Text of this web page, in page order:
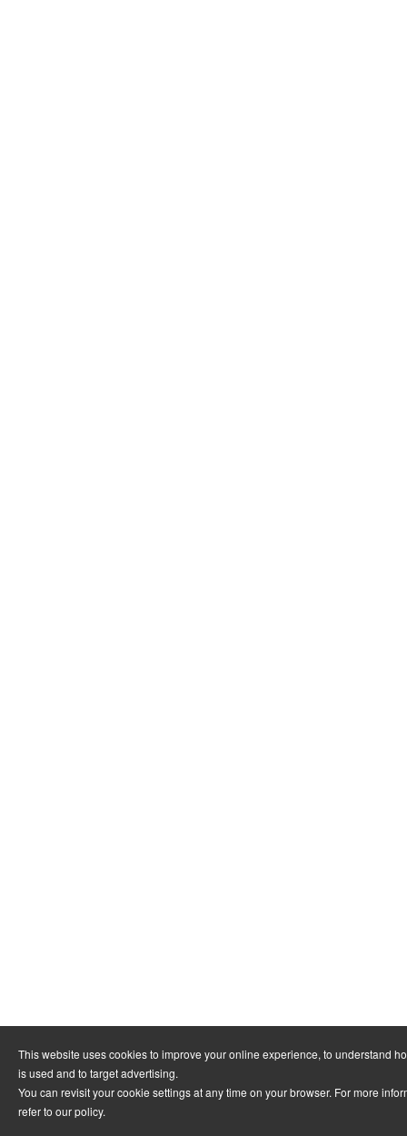
This website uses cookies to improve your online experience, to understand
is used and to target advertising.
You can revisit your cookie settings at any time on your browser. For more
refer to our policy.